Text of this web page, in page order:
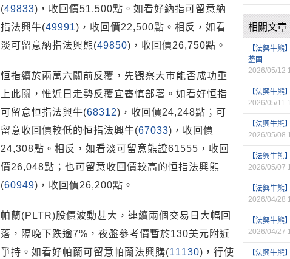
(49833)，收回價51,500點。如看好納指可留意納
指法興牛(49991)，收回價22,500點。相反，如看
淡可留意納指法興熊(49850)，收回價26,750點。
恒指續於兩萬六關前反覆，先觀察大市能否成功重
上此關，惟近日走勢反覆宜審慎部署。如看好恒指
可留意恒指法興牛(68312)，收回價24,248點；可
留意收回價較低的恒指法興牛(67033)，收回價
24,308點。相反，如看淡可留意熊證61555，收回
價26,048點；也可留意收回價較高的恒指法興熊
(60949)，收回價26,200點。
帕蘭(PLTR)股價波動甚大，連續兩個交易日大幅回
落，隔晚下跌逾7%，夜盤參考價暫於130美元附近
爭持。如看好帕蘭可留意帕蘭法興購(11130)，行使
相關文章
【法興牛
整固
2026/05/12
【法興牛熊
2026/05/11
【法興牛熊
2026/05/08
【法興牛熊
2026/05/07
【法興牛熊
2026/04/28
【法興牛熊
2026/04/27
【法興牛熊